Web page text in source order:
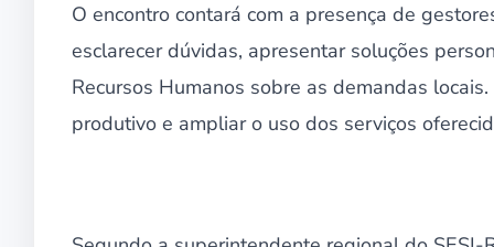
O encontro contará com a presença de
esclarecer dúvidas, apresentar soluções
Recursos Humanos sobre as demandas
produtivo e ampliar o uso dos serviços